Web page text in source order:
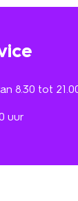
8.30 tot
uur